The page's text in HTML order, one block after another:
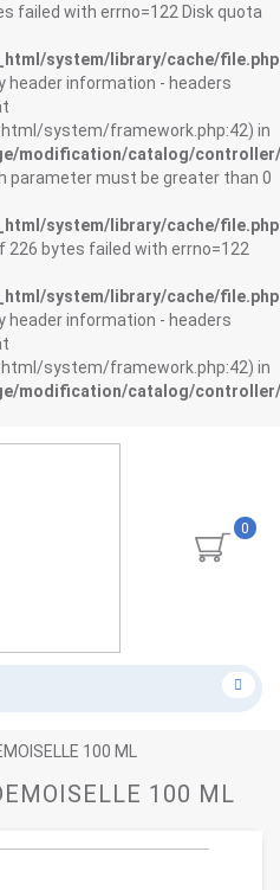
failed with errno=122 Disk quota
system/library/cache/file.php
header information - headers
system/framework.php:42) in
modification/catalog/
parameter must be greater than 0
system/library/cache/file.php
226 bytes failed with errno=122
system/library/cache/file.php
header information - headers
system/framework.php:42) in
modification/catalog/
0
100 ML
100 ML